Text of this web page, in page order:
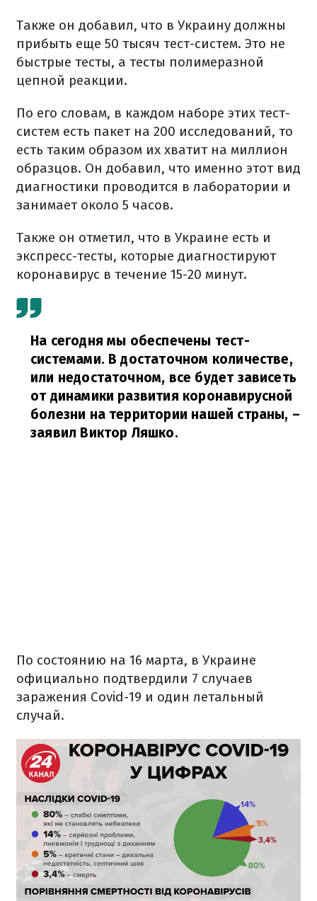
Также он добавил, что в Украину должны
прибыть еще 50 тысяч тест-систем. Это не
быстрые тесты, а тесты полимеразной
цепной реакции.
По его словам, в каждом наборе этих тест-
систем есть пакет на 200 исследований, то
есть таким образом их хватит на миллион
образцов. Он добавил, что именно этот вид
диагностики проводится в лаборатории и
занимает около 5 часов.
Также он отметил, что в Украине есть и
экспресс-тесты, которые диагностируют
коронавирус в течение 15-20 минут.
На сегодня мы обеспечены тест-
системами. В достаточном количестве,
или недостаточном, все будет зависеть
от динамики развития коронавирусной
болезни на территории нашей страны, –
заявил Виктор Ляшко.
По состоянию на 16 марта, в Украине
официально подтвердили 7 случаев
заражения Covid-19 и один летальный
случай.